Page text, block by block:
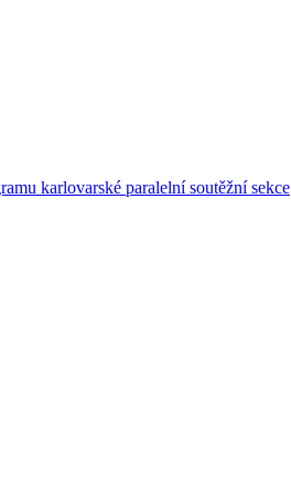
karlovarské paralelní soutěžní sekce